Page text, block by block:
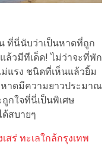
ที่นี่นับว่าเป็นหาดที่ถูก
ล้วมีทีเด็ด! ไม่ว่าจะที่พัก
แรง ชนิดที่เห็นแล้วยิ้ม
หาดมีความยาวประมาณ
ถูกใจที่นี่เป็นพิเศษ
สบายๆ
สร่ ทะเลใกล้กรุงเทพ